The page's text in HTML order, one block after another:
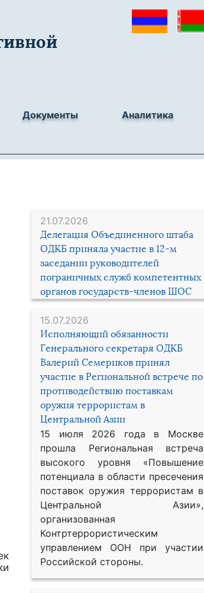
Документы Аналитика
21.07.2026
Делегация Объединенного штаба
ОДКБ приняла участие в 12-м
заседании руководителей
пограничных служб компетентных
органов государств-членов ШОС
15.07.2026
Исполняющий обязанности
Генерального секретаря ОДКБ
Валерий Семериков принял
участие в Региональной встрече по
противодействию поставкам
оружия террористам в
Центральной Азии
15 июля 2026 года в Москве
прошла Региональная встреча
высокого уровня «Повышение
потенциала в области пресечения
поставок оружия террористам в
Центральной Азии»,
организованная
Контртеррористическим
управлением ООН при участии
Российской стороны.